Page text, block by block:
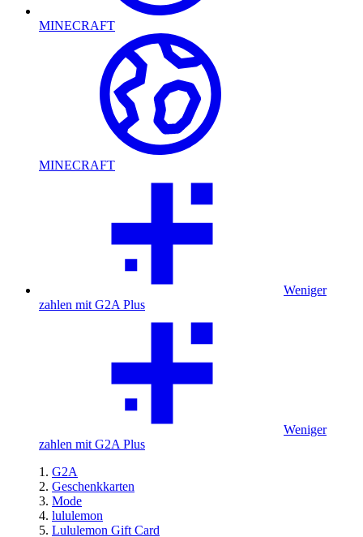
MINECRAFT
MINECRAFT
Weniger
zahlen mit G2A Plus
Weniger
zahlen mit G2A Plus
G2A
Geschenkkarten
Mode
lululemon
Lululemon Gift Card